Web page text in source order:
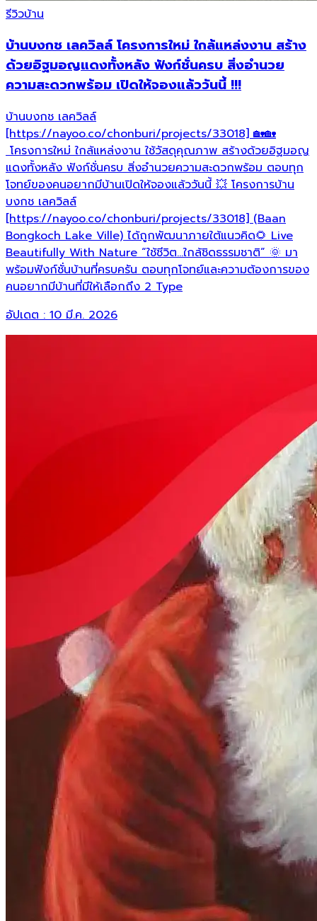
รีวิวบ้าน
บ้านบงกช เลควิลล์ โครงการใหม่ ใกล้แหล่งงาน สร้าง
ด้วยอิฐมอญแดงทั้งหลัง ฟังก์ชั่นครบ สิ่งอำนวย
ความสะดวกพร้อม เปิดให้จองแล้ววันนี้ !!!
บ้านบงกช เลควิลล์
[https://nayoo.co/chonburi/projects/33018] 🏡🏡
โครงการใหม่ ใกล้แหล่งงาน ใช้วัสดุคุณภาพ สร้างด้วยอิฐมอญ
แดงทั้งหลัง ฟังก์ชั่นครบ สิ่งอำนวยความสะดวกพร้อม ตอบทุก
โจทย์ของคนอยากมีบ้านเปิดให้จองแล้ววันนี้ 💥 โครงการบ้าน
บงกช เลควิลล์
[https://nayoo.co/chonburi/projects/33018] (Baan
Bongkoch Lake Ville) ได้ถูกพัฒนาภายใต้แนวคิด🌻 Live
Beautifully With Nature “ใช้ชีวิต…ใกล้ชิดธรรมชาติ” 🌞 มา
พร้อมฟังก์ชั่นบ้านที่ครบครัน ตอบทุกโจทย์และความต้องการของ
คนอยากมีบ้านที่มีให้เลือกถึง 2 Type
อัปเดต :10 มี.ค. 2026